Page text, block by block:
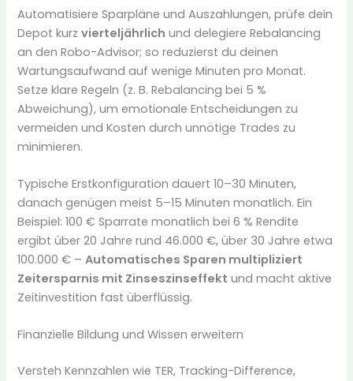
Automatisiere Sparpläne und Auszahlungen, prüfe dein
Depot kurzvierteljährlich und delegiere Rebalancing
an den Robo-Advisor; so reduzierst du deinen
Wartungsaufwand auf wenige Minuten pro Monat.
Setze klare Regeln (z. B. Rebalancing bei 5 %
Abweichung), um emotionale Entscheidungen zu
vermeiden und Kosten durch unnötige Trades zu
minimieren.
Typische Erstkonfiguration dauert 10–30 Minuten,
danach genügen meist 5–15 Minuten monatlich. Ein
Beispiel: 100 € Sparrate monatlich bei 6 % Rendite
ergibt über 20 Jahre rund 46.000 €, über 30 Jahre etwa
100.000 € –Automatisches Sparen multipliziert
Zeitersparnis mit Zinseszinseffekt und macht aktive
Zeitinvestition fast überflüssig.
Finanzielle Bildung und Wissen erweitern
Versteh Kennzahlen wie TER, Tracking-Difference,